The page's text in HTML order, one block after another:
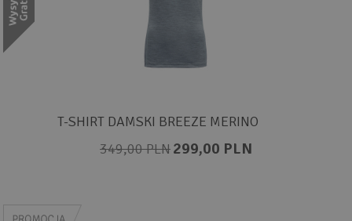
T-SHIRT DAMSKI BREEZE MERINO
349,00 PLN299,00 PLN